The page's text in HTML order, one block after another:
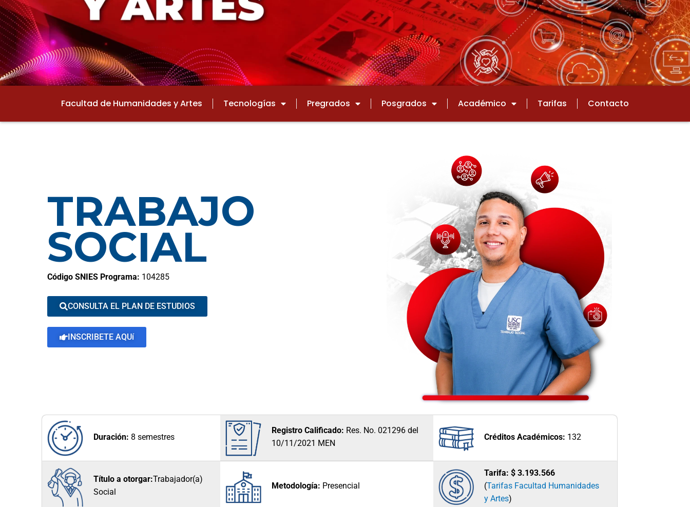
Facultad de Humanidades y Artes Tecnologías Pregrados Posgrados Académico Tarifas Contacto
TRABAJO
SOCIAL
Código SNIES Programa: 104285
CONSULTA EL PLAN DE ESTUDIOS
INSCRIBETE AQUí
Duración: 8 semestres
Registro Calificado: Res. No. 021296 del
10/11/2021 MEN
Créditos Académicos: 132
Título a otorgar:Trabajador(a)
Social
Metodología: Presencial
Tarifa: $ 3.193.566
(Tarifas Facultad Humanidades
y Artes)